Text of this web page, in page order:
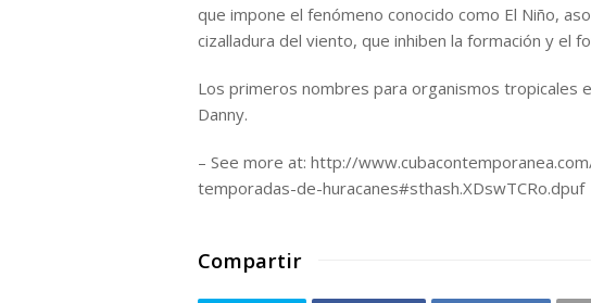
que impone el fenómeno conocido como El Niño,
cizalladura del viento, que inhiben la formación y el
Los primeros nombres para organismos tropicales
Danny.
– See more at: http://
temporadas-de-huracanes#sthash.XDswTCRo.dpuf
Compartir